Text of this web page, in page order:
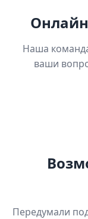
Наша
ваши
Передумали